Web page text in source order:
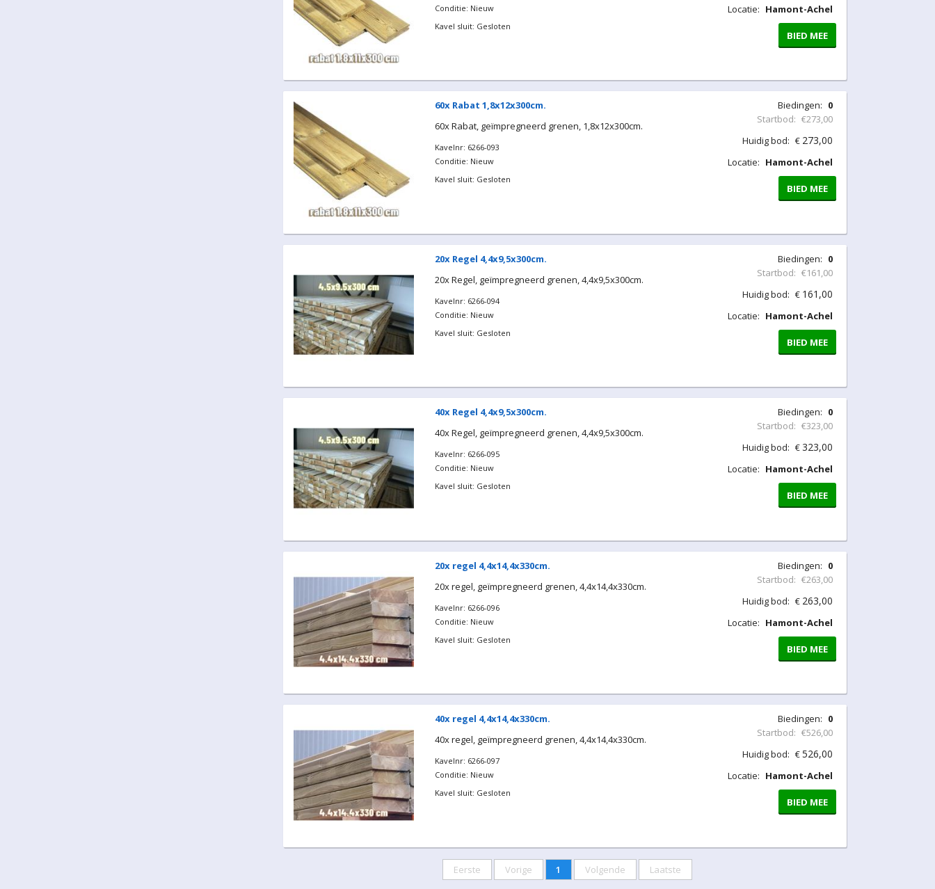
Conditie: Nieuw
Kavel sluit: Gesloten
Locatie: Hamont-Achel
BIED MEE
60x Rabat 1,8x12x300cm.
60x Rabat, geïmpregneerd grenen, 1,8x12x300cm.
Kavelnr: 6266-093
Conditie: Nieuw
Kavel sluit: Gesloten
Biedingen: 0
Startbod: €273,00
Huidig bod: € 273,00
Locatie: Hamont-Achel
BIED MEE
20x Regel 4,4x9,5x300cm.
20x Regel, geïmpregneerd grenen, 4,4x9,5x300cm.
Kavelnr: 6266-094
Conditie: Nieuw
Kavel sluit: Gesloten
Biedingen: 0
Startbod: €161,00
Huidig bod: € 161,00
Locatie: Hamont-Achel
BIED MEE
40x Regel 4,4x9,5x300cm.
40x Regel, geïmpregneerd grenen, 4,4x9,5x300cm.
Kavelnr: 6266-095
Conditie: Nieuw
Kavel sluit: Gesloten
Biedingen: 0
Startbod: €323,00
Huidig bod: €323,00
Locatie: Hamont-Achel
BIED MEE
20x regel 4,4x14,4x330cm.
20x regel, geïmpregneerd grenen, 4,4x14,4x330cm.
Kavelnr: 6266-096
Conditie: Nieuw
Kavel sluit: Gesloten
Biedingen: 0
Startbod: €263,00
Huidig bod: € 263,00
Locatie: Hamont-Achel
BIED MEE
40x regel 4,4x14,4x330cm.
40x regel, geïmpregneerd grenen, 4,4x14,4x330cm.
Kavelnr: 6266-097
Conditie: Nieuw
Kavel sluit: Gesloten
Biedingen: 0
Startbod: €526,00
Huidig bod: €526,00
Locatie: Hamont-Achel
BIED MEE
Eerste Vorige 1 Volgende Laatste